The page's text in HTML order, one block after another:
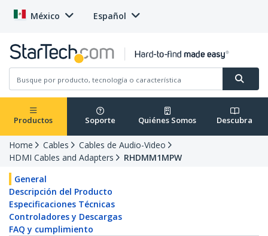
México Español
Productos Soporte Quiénes Somos Descubra
Home Cables
Cables de Audio-Video
HDMI Cables and Adapters
RHDMM1MPW
General
Descripción del Producto
Especificaciones Técnicas
Controladores y Descargas
FAQ y cumplimiento